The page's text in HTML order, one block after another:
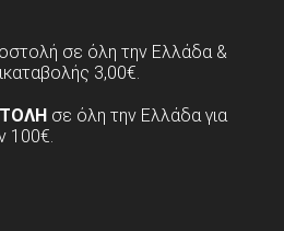
σε όλη την Ελλάδα &
3,00€.
σε όλη την Ελλάδα για
100€.